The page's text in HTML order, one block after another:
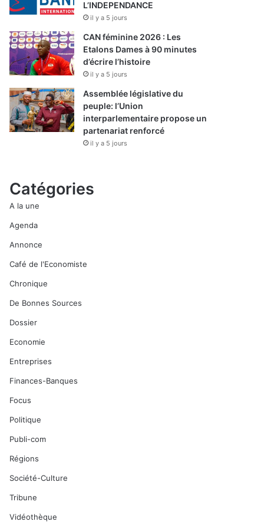
L’INDEPENDANCE
il y a 5 jours
CAN féminine 2026 : Les
Etalons Dames à 90 minutes
d’écrire l’histoire
il y a 5 jours
Assemblée législative du
peuple: l’Union
interparlementaire propose un
partenariat renforcé
il y a 5 jours
Catégories
A la une
Agenda
Annonce
Café de l'Economiste
Chronique
De Bonnes Sources
Dossier
Economie
Entreprises
Finances-Banques
Focus
Politique
Publi-com
Régions
Société-Culture
Tribune
Vidéothèque